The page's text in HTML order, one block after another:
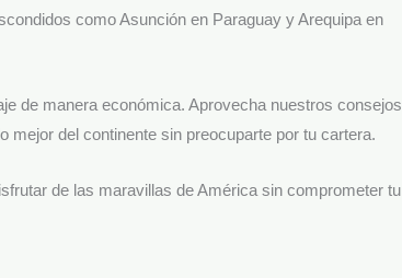
como Asunción en Paraguay y Arequipa en
de manera económica. Aprovecha nuestros consejos
del continente sin preocuparte por tu cartera.
de las maravillas de América sin comprometer tu